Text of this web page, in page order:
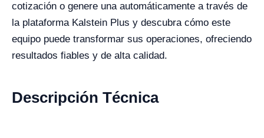
cotización o genere una automáticamente a través de
la plataforma Kalstein Plus y descubra cómo este
equipo puede transformar sus operaciones, ofreciendo
resultados fiables y de alta calidad.
Descripción Técnica